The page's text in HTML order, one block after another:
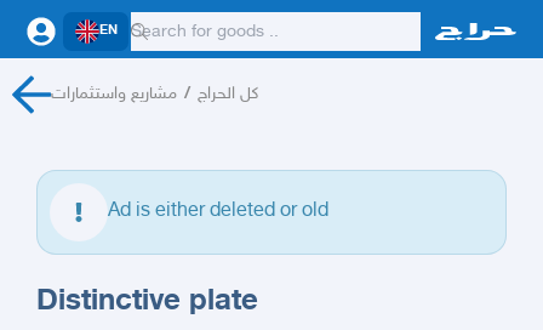
EN
مشاريع واستثمارات / كل الحراج
Ad is either deleted or old
Distinctive plate